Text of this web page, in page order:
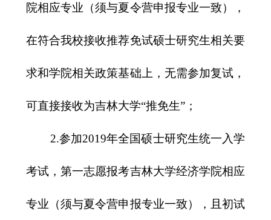
院相应专业（须与夏令营申报专业一致），
在符合我校接收推荐免试硕士研究生相关要
求和学院相关政策基础上，无需参加复试，
可直接接收为吉林大学“推免生”；
2.参加2019年全国硕士研究生统一入学
考试，第一志愿报考吉林大学经济学院相应
专业（须与夏令营申报专业一致），且初试